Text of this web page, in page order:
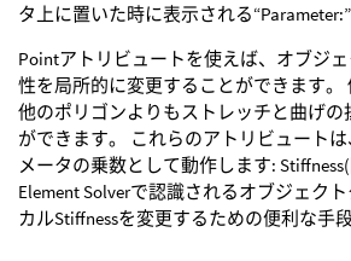
タ上に置いた時に表示される
Pointアトリビュートを使えば、オブジ
性を局所的に変更することができます。
他のポリゴンよりもストレッチと曲げの
ができます。 これらのアトリビュートは
メータの乗数として動作します:
Element Solverで認識されるオブジェク
カルStiffnessを変更するための便利な手